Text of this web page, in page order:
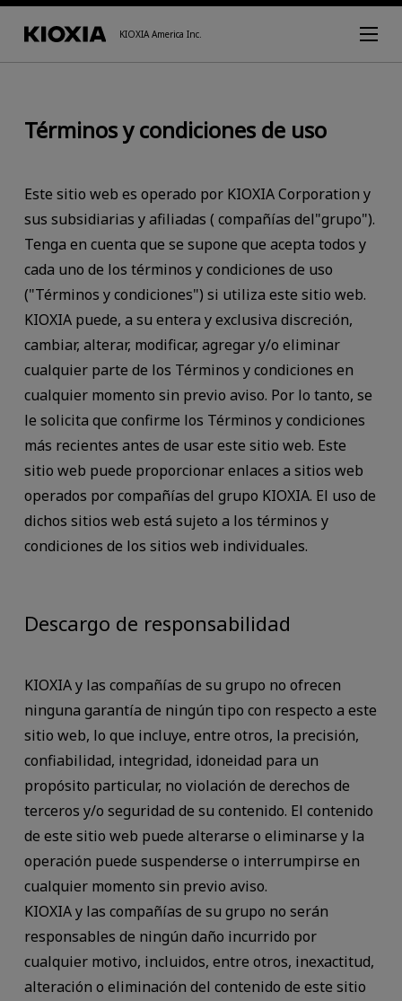
KIOXIA America Inc.
Términos y condiciones de uso
Este sitio web es operado por KIOXIA Corporation y
sus subsidiarias y afiliadas ( compañías del"grupo").
Tenga en cuenta que se supone que acepta todos y
cada uno de los términos y condiciones de uso
("Términos y condiciones") si utiliza este sitio web.
KIOXIA puede, a su entera y exclusiva discreción,
cambiar, alterar, modificar, agregar y/o eliminar
cualquier parte de los Términos y condiciones en
cualquier momento sin previo aviso. Por lo tanto, se
le solicita que confirme los Términos y condiciones
más recientes antes de usar este sitio web. Este
sitio web puede proporcionar enlaces a sitios web
operados por compañías del grupo KIOXIA. El uso de
dichos sitios web está sujeto a los términos y
condiciones de los sitios web individuales.
Descargo de responsabilidad
KIOXIA y las compañías de su grupo no ofrecen
ninguna garantía de ningún tipo con respecto a este
sitio web, lo que incluye, entre otros, la precisión,
confiabilidad, integridad, idoneidad para un
propósito particular, no violación de derechos de
terceros y/o seguridad de su contenido. El contenido
de este sitio web puede alterarse o eliminarse y la
operación puede suspenderse o interrumpirse en
cualquier momento sin previo aviso.
KIOXIA y las compañías de su grupo no serán
responsables de ningún daño incurrido por
cualquier motivo, incluidos, entre otros, inexactitud,
alteración o eliminación del contenido de este sitio